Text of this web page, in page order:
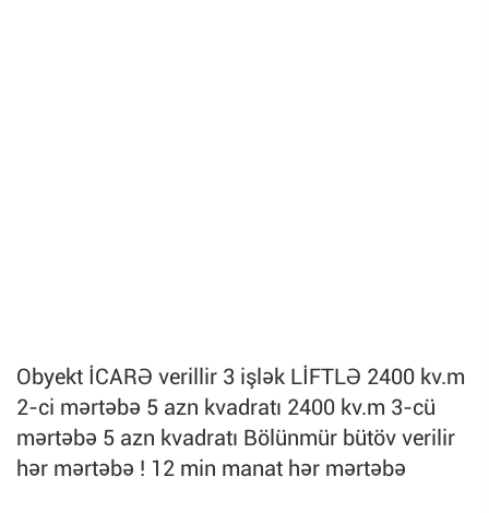
Obyekt İCARƏ verillir 3 işlək LİFTLƏ 2400 kv.m
2-ci mərtəbə 5 azn kvadratı 2400 kv.m 3-cü
mərtəbə 5 azn kvadratı Bölünmür bütöv verilir
hər mərtəbə ! 12 min manat hər mərtəbə